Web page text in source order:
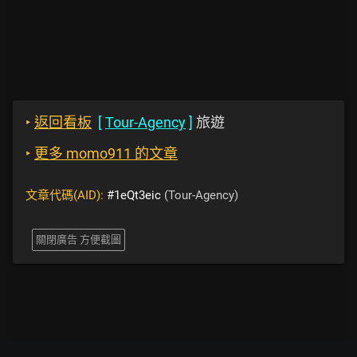
‣ 返回看板 [Tour-Agency] 旅遊
‣ 更多 momo911 的文章
文章代碼(AID): #1eQt3eic (Tour-Agency)
關閉廣告 方便截圖